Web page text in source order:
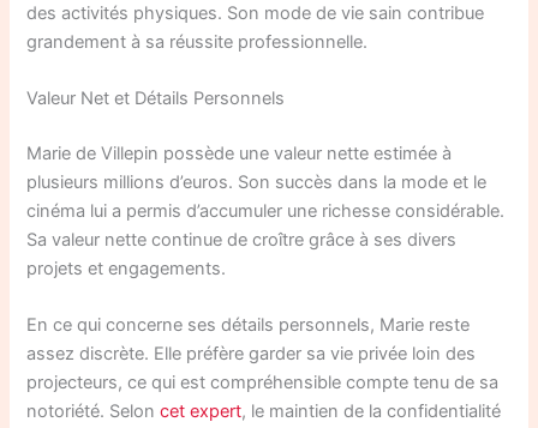
des activités physiques. Son mode de vie sain contribue
grandement à sa réussite professionnelle.
Valeur Net et Détails Personnels
Marie de Villepin possède une valeur nette estimée à
plusieurs millions d’euros. Son succès dans la mode et le
cinéma lui a permis d’accumuler une richesse considérable.
Sa valeur nette continue de croître grâce à ses divers
projets et engagements.
En ce qui concerne ses détails personnels, Marie reste
assez discrète. Elle préfère garder sa vie privée loin des
projecteurs, ce qui est compréhensible compte tenu de sa
notoriété. Seloncet expert, le maintien de la confidentialité